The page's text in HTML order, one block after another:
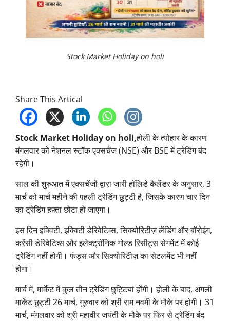
Stock Market Holiday on holi
Share This Artical
Stock Market Holiday on holi,होली के त्योहार के कारण
मंगलवार को नेशनल स्टॉक एक्सचेंज (NSE) और BSE में ट्रेडिंग बंद
रहेगी।
साल की शुरुआत में एक्सचेंजों द्वारा जारी हॉलिडे कैलेंडर के अनुसार, 3
मार्च को मार्च महीने की पहली ट्रेडिंग छुट्टी है, जिसके कारण चार दिन
का ट्रेडिंग हफ़्ता छोटा हो जाएगा।
इस दिन इक्विटी, इक्विटी डेरिवेटिव्स, सिक्योरिटीज़ लेंडिंग और बॉरोइंग,
करेंसी डेरिवेटिव्स और इलेक्ट्रॉनिक गोल्ड रिसीट्स सेगमेंट में कोई
ट्रेडिंग नहीं होगी। फंड्स और सिक्योरिटीज़ का सेटलमेंट भी नहीं
होगा।
मार्च में, मार्केट में कुल तीन ट्रेडिंग छुट्टियां होंगी। होली के बाद, अगली
मार्केट छुट्टी 26 मार्च, गुरुवार को श्री राम नवमी के मौके पर होगी। 31
मार्च, मंगलवार को श्री महावीर जयंती के मौके पर फिर से ट्रेडिंग बंद